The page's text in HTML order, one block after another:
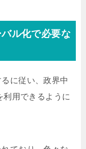
ル化で必要な
に従い、政界中
用できるように